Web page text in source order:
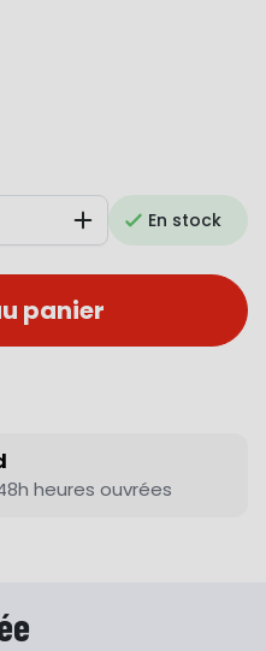
AugmenterEn stock
panier
heures ouvrées